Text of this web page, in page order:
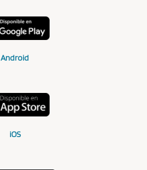
Android
iOS